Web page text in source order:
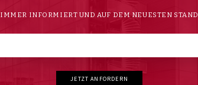
IMMER INFORMIERT UND AUF DEM NEUESTEN STAND
JETZT ANFORDERN